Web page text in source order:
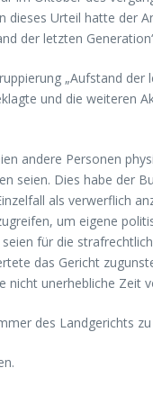
Urteil hatte der
der letzten
„Aufstand
und die weiteren
andere Personen
seien. Dies habe der
als verwerflich
um eigene
für die
das Gericht
unerhebliche Zeit
des Landgerichts